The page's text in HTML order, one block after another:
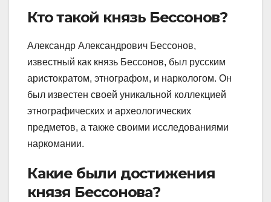
Кто такой князь Бессонов?
Александр Александрович Бессонов,
известный как князь Бессонов, был русским
аристократом, этнографом, и наркологом. Он
был известен своей уникальной коллекцией
этнографических и археологических
предметов, а также своими исследованиями
наркомании.
Какие были достижения
князя Бессонова?